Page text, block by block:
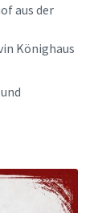
aus der
Könighaus